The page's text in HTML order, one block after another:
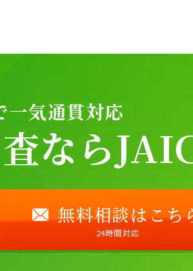
一気通貫対応
なら
無料相談はこち
24時間対応